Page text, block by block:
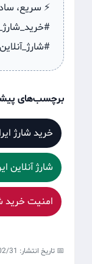
⚡ سریع،
#شارژ_آنلاین
برچسب‌های
خرید شارژ
شارژ آنلاین
امنیت خرید
📅 تاریخ انتشار: 1405/02/31 01:04:26